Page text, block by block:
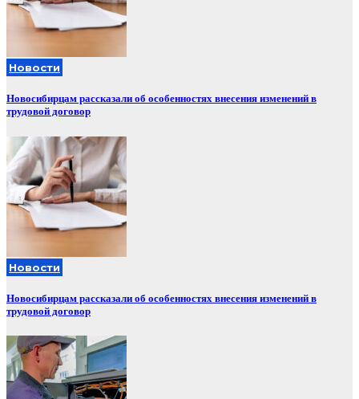
Новости
Новосибирцам рассказали об особенностях внесения изменений в
трудовой договор
Новости
Новосибирцам рассказали об особенностях внесения изменений в
трудовой договор